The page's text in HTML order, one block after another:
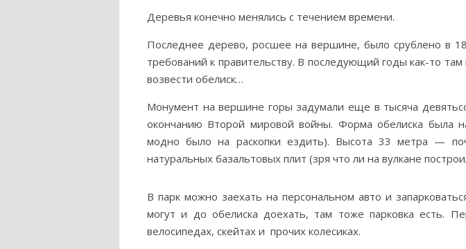
Деревья конечно менялись с течением времени.
Последнее дерево, росшее на вершине, было срублено в
требований к правительству. В последующий годы как-то
возвести обелиск…
Монумент на вершине горы задумали еще в тысяча
окончанию Второй мировой войны. Форма обелиска была
модно было на раскопки ездить). Высота 33 метра —
натуральных базальтовых плит (зря что ли на вулкане
В парк можно заехать на персональном авто и
могут и до обелиска доехать, там тоже парковка есть.
велосипедах, скейтах и прочих колесиках.